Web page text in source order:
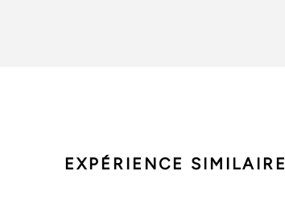
EXPÉRIENCE SIMILAIRE